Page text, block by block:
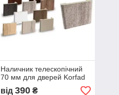
Наличник телескопічний
70 мм для дверей Korfad
від 390₴